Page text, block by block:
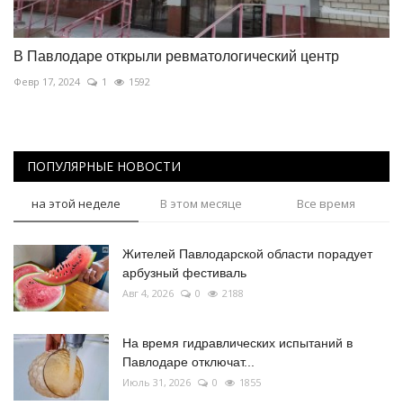
В Павлодаре открыли ревматологический центр
Февр 17, 2024 1 1592
ПОПУЛЯРНЫЕ НОВОСТИ
на этой неделе В этом месяце Все время
Жителей Павлодарской области порадует
арбузный фестиваль
Авг 4, 2026 0 2188
На время гидравлических испытаний в
Павлодаре отключат...
Июль 31, 2026 0 1855